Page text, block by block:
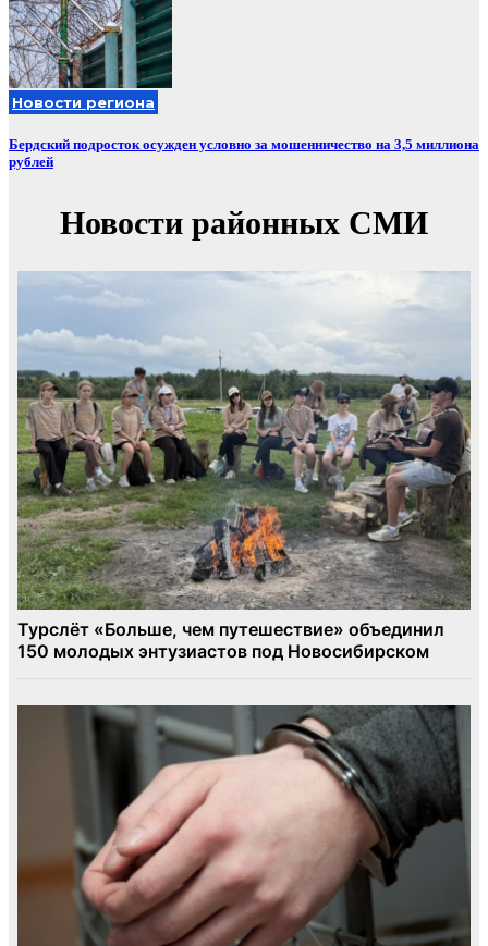
Новости региона
Бердский подросток осужден условно за мошенничество на 3,5 миллиона
рублей